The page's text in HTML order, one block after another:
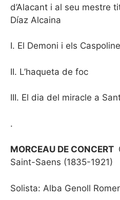
d’Alacant i al seu mestre
Díaz Alcaina
I. El Demoni i els
II. L’haqueta de foc
III. El dia del miracle a
.
MORCEAU DE CONCERT
Saint-Saens (1835-1921)
Solista: Alba Genoll